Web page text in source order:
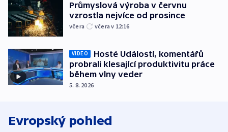
Průmyslová výroba v červnu
vzrostla nejvíce od prosince
včera včera v 12:16
VIDEO
Hosté Událostí, komentářů
probrali klesající produktivitu práce
během vlny veder
5. 8. 2026
Evropský pohled